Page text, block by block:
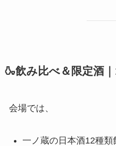
🍶飲み比べ＆限定酒
会場では、
一ノ蔵の日本酒12種類